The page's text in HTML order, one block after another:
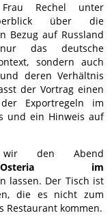
Rechel unter
über die
Bezug auf Russland
das deutsche
sondern auch
deren Verhältnis
der Vortrag einen
Exportregeln im
und ein Hinweis auf
den Abend
im
lassen. Der Tisch ist
die es nicht zum
Restaurant kommen.